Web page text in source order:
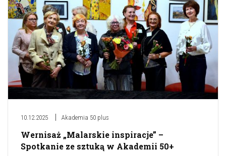
10.12.2025 Akademia 50 plus
Wernisaż „Malarskie inspiracje” –
Spotkanie ze sztuką w Akademii 50+